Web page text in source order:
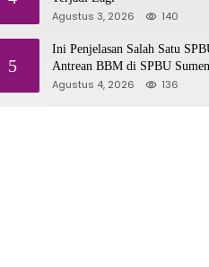
Agustus 3, 2026 140
5
Ini Penjelasan Salah Satu
Antrean BBM di SPBU
Agustus 4, 2026 136